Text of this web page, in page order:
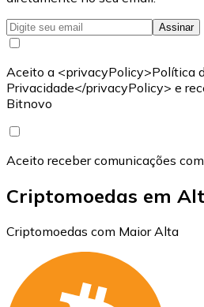
Assinar
Aceito a <privacyPolicy>Política
Privacidade</privacyPolicy> e
Bitnovo
Aceito receber comunicações
Criptomoedas em
Criptomoedas com Maior Alta